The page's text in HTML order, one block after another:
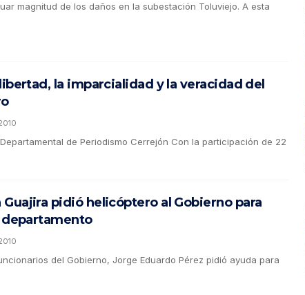
magnitud de los daños en la subestación Toluviejo. A esta
la imparcialidad y la veracidad del
de Periodismo Cerrejón Con la participación de 22
Guajira pidió helicóptero al Gobierno para
departamento
del Gobierno, Jorge Eduardo Pérez pidió ayuda para